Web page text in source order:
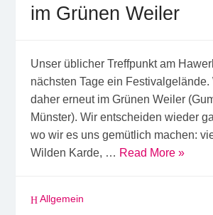
im Grünen Weiler
Unser üblicher Treffpunkt am
nächsten Tage ein Festivalgelände.
daher erneut im Grünen Weiler
Münster). Wir entscheiden wieder
wo wir es uns gemütlich machen:
Wilden Karde, … Read More »
Allgemein